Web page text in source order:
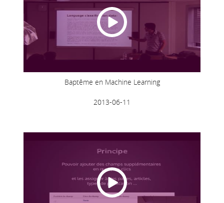
Baptême en Machine Learning
2013-06-11